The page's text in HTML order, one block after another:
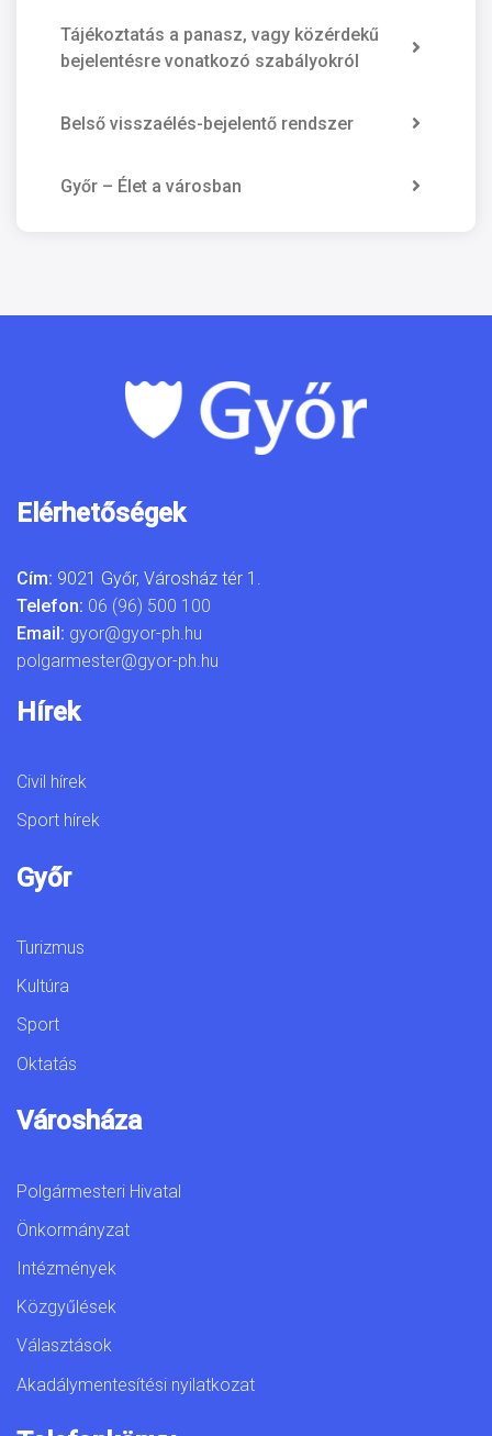
Tájékoztatás a panasz, vagy közérdekű
bejelentésre vonatkozó szabályokról
Belső visszaélés-bejelentő rendszer
Győr – Élet a városban
Elérhetőségek
Cím: 9021 Győr, Városház tér 1.
Telefon: 06 (96) 500 100
Email: gyor@gyor-ph.hu
polgarmester@gyor-ph.hu
Hírek
Civil hírek
Sport hírek
Győr
Turizmus
Kultúra
Sport
Oktatás
Városháza
Polgármesteri Hivatal
Önkormányzat
Intézmények
Közgyűlések
Választások
Akadálymentesítési nyilatkozat